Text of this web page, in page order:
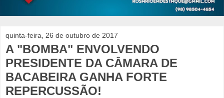
quinta-feira, 26 de outubro de 2017
A "BOMBA" ENVOLVENDO
PRESIDENTE DA CÂMARA DE
BACABEIRA GANHA FORTE
REPERCUSSÃO!